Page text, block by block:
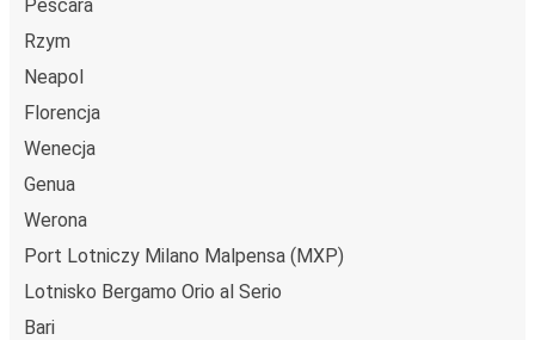
Pescara
Rzym
Neapol
Florencja
Wenecja
Genua
Werona
Port Lotniczy Milano Malpensa (MXP)
Lotnisko Bergamo Orio al Serio
Bari